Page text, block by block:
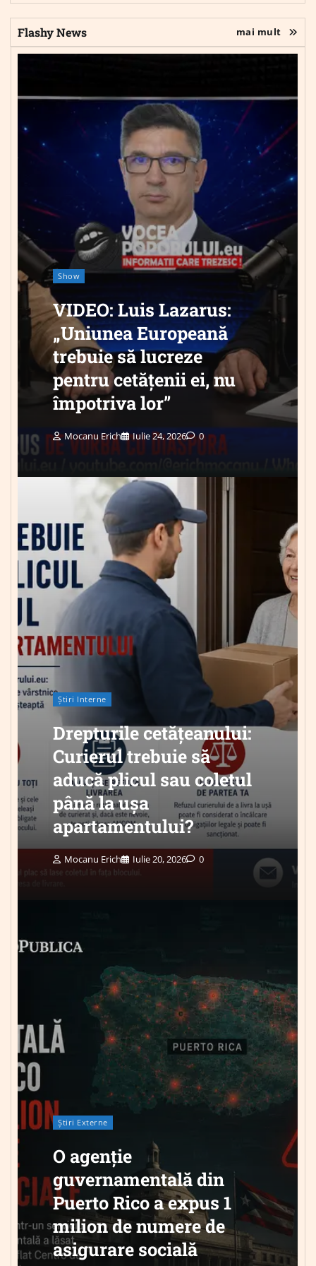
Flashy News mai mult
Show
VIDEO: Luis Lazarus:
„Uniunea Europeană
trebuie să lucreze
pentru cetățenii ei, nu
împotriva lor”
Mocanu Erich Iulie 24, 2026 0
Știri Interne
Drepturile cetățeanului:
Curierul trebuie să
aducă plicul sau coletul
până la ușa
apartamentului?
Mocanu Erich Iulie 20, 2026 0
Știri Externe
O agenție
guvernamentală din
Puerto Rico a expus 1
milion de numere de
asigurare socială